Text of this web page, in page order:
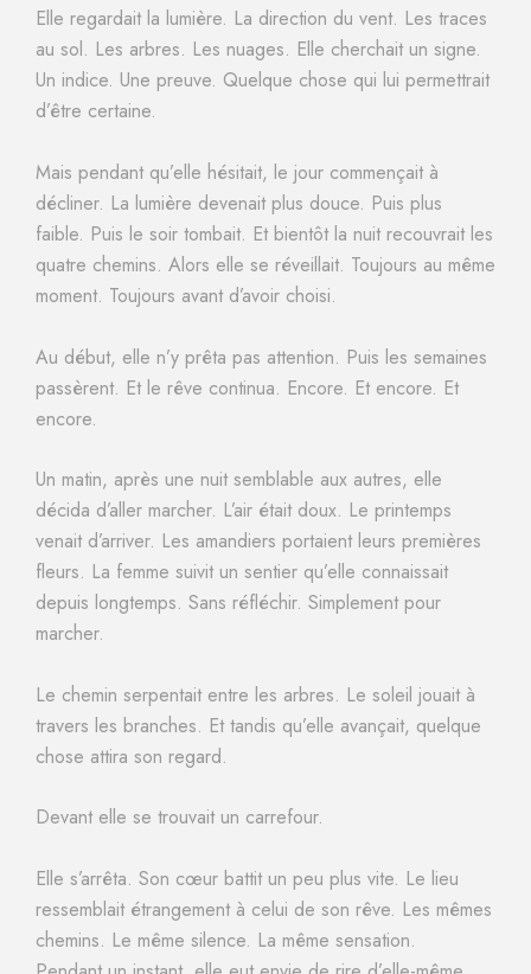
Elle regardait la lumière. La direction du vent. Les traces
au sol. Les arbres. Les nuages. Elle cherchait un signe.
Un indice. Une preuve. Quelque chose qui lui permettrait
d’être certaine.
Mais pendant qu’elle hésitait, le jour commençait à
décliner. La lumière devenait plus douce. Puis plus
faible. Puis le soir tombait. Et bientôt la nuit recouvrait les
quatre chemins. Alors elle se réveillait. Toujours au même
moment. Toujours avant d’avoir choisi.
Au début, elle n’y prêta pas attention. Puis les semaines
passèrent. Et le rêve continua. Encore. Et encore. Et
encore.
Un matin, après une nuit semblable aux autres, elle
décida d’aller marcher. L’air était doux. Le printemps
venait d’arriver. Les amandiers portaient leurs premières
fleurs. La femme suivit un sentier qu’elle connaissait
depuis longtemps. Sans réfléchir. Simplement pour
marcher.
Le chemin serpentait entre les arbres. Le soleil jouait à
travers les branches. Et tandis qu’elle avançait, quelque
chose attira son regard.
Devant elle se trouvait un carrefour.
Elle s’arrêta. Son cœur battit un peu plus vite. Le lieu
ressemblait étrangement à celui de son rêve. Les mêmes
chemins. Le même silence. La même sensation.